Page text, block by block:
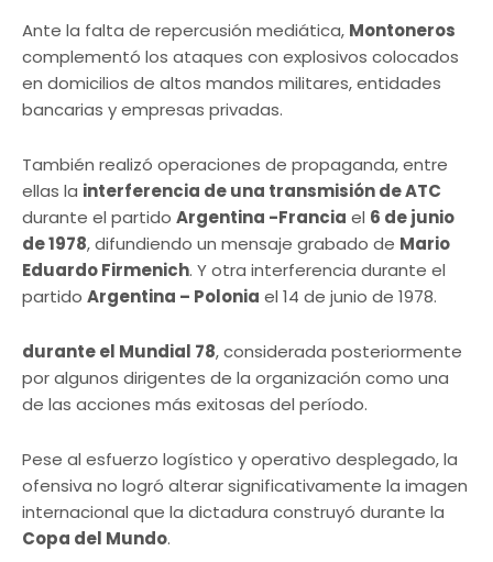
Ante la falta de repercusión mediática, Montoneros
complementó los ataques con explosivos colocados
en domicilios de altos mandos militares, entidades
bancarias y empresas privadas.
También realizó operaciones de propaganda, entre
ellas la interferencia de una transmisión de ATC
durante el partido Argentina -Francia el 6 de junio
de 1978, difundiendo un mensaje grabado de Mario
Eduardo Firmenich. Y otra interferencia durante el
partido Argentina – Polonia el 14 de junio de 1978.
durante el Mundial 78, considerada posteriormente
por algunos dirigentes de la organización como una
de las acciones más exitosas del período.
Pese al esfuerzo logístico y operativo desplegado, la
ofensiva no logró alterar significativamente la imagen
internacional que la dictadura construyó durante la
Copa del Mundo.